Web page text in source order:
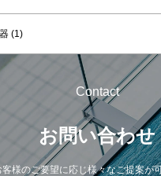
(1)
Contact
お問い合わせ
客様のご要望に応じ様々なご提案が